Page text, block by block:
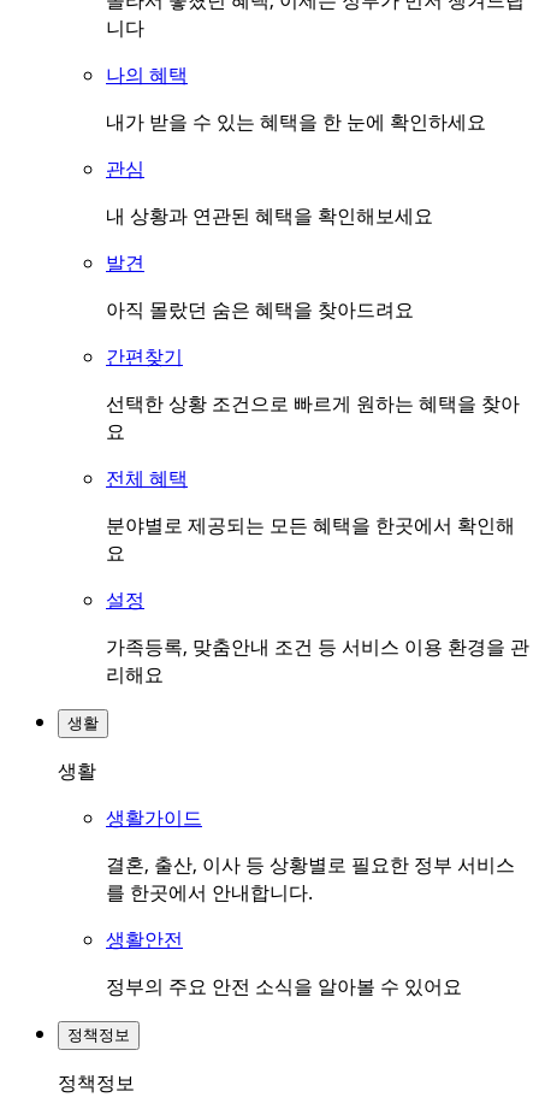
니다
나의 혜택
내가 받을 수 있는 혜택을 한 눈에 확인하세요
관심
내 상황과 연관된 혜택을 확인해보세요
발견
아직 몰랐던 숨은 혜택을 찾아드려요
간편찾기
선택한 상황 조건으로 빠르게 원하는 혜택을 찾아
요
전체 혜택
분야별로 제공되는 모든 혜택을 한곳에서 확인해
요
설정
가족등록, 맞춤안내 조건 등 서비스 이용 환경을 관
리해요
생활
생활
생활가이드
결혼, 출산, 이사 등 상황별로 필요한 정부 서비스
를 한곳에서 안내합니다.
생활안전
정부의 주요 안전 소식을 알아볼 수 있어요
정책정보
정책정보